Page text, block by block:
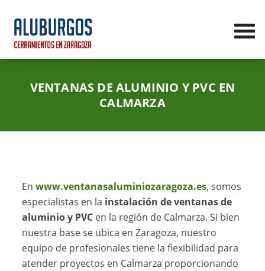
VENTANAS DE ALUMINIO Y PVC EN
CALMARZA
Enwww.ventanasaluminiozaragoza.es, somos
especialistas en la instalación de ventanas de
aluminio y PVC en la región de Calmarza. Si bien
nuestra base se ubica en Zaragoza, nuestro
equipo de profesionales tiene la flexibilidad para
atender proyectos en Calmarza proporcionando